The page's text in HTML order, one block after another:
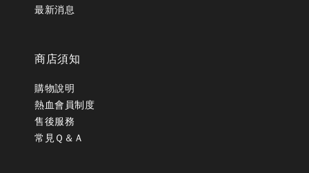
最新消息
商店須知
購物說明
熱血會員制度
售後服務
常見Ｑ＆Ａ